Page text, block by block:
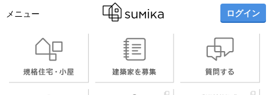
メニュー ログイン